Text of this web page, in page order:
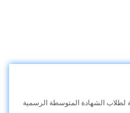
لطلاب الشهادة المتوسطة الرسمية